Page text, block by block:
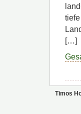
[…]
Timos